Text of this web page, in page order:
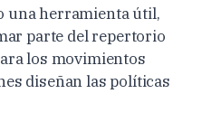
una herramienta útil,
parte del repertorio
los movimientos
diseñan las políticas